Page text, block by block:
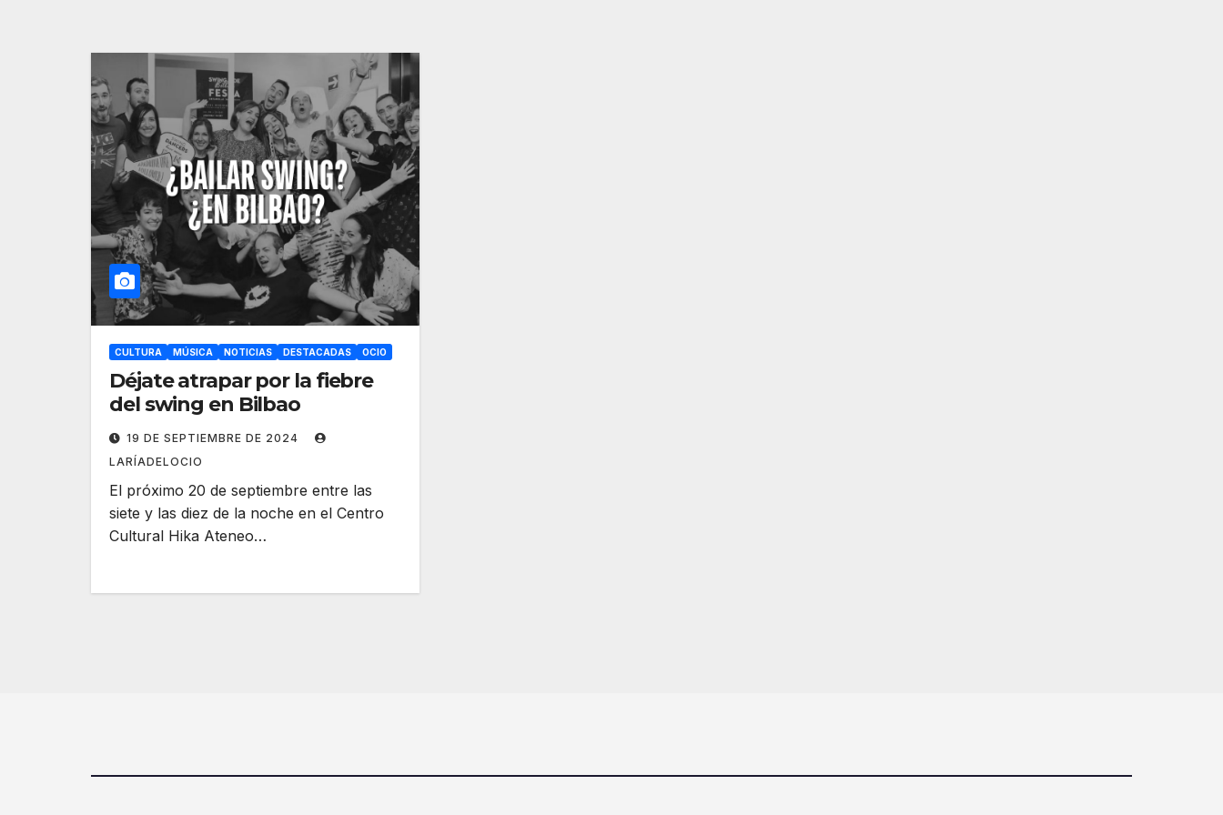
CULTURA MÚSICA NOTICIAS DESTACADAS OCIO
Déjate atrapar por la fiebre
del swing en Bilbao
19 DE SEPTIEMBRE DE 2024
LARÍADELOCIO
El próximo 20 de septiembre entre las
siete y las diez de la noche en el Centro
Cultural Hika Ateneo…